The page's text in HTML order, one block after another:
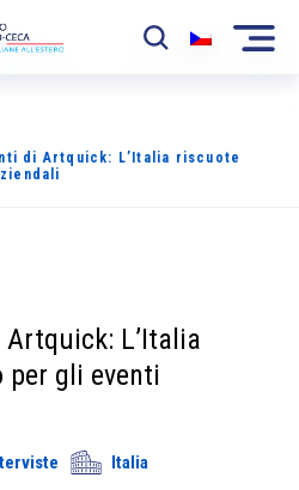
di Artquick: L’Italia riscuote
L’Italia
per gli eventi
Italia